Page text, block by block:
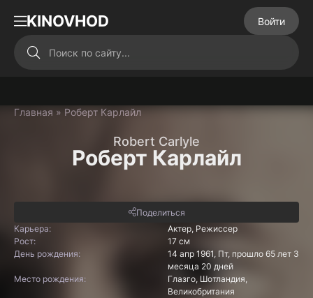
KINOVHOD Войти
Главная » Роберт Карлайл
Robert Carlyle
Роберт Карлайл
Поделиться
Карьера:
Актер, Режиссер
Рост:
17 см
День рождения:
14 апр 1961, Пт, прошло 65 лет 3
месяца 20 дней
Место рождения:
Глазго, Шотландия,
Великобритания